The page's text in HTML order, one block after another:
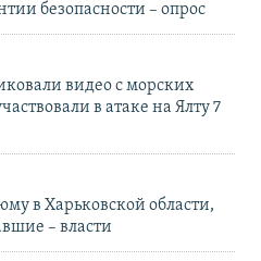
безопасности – опрос
видео с морских
в атаке на Ялту 7
в Харьковской области,
– власти